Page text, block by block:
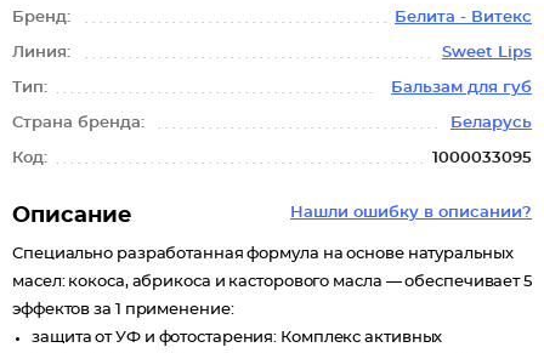
Бренд: Белита - Витекс
Линия: Sweet Lips
Тип: Бальзам для губ
Страна бренда: Беларусь
Код: 1000033095
Нашли ошибку в описании?
Описание
Специально разработанная формула на основе натуральных
масел: кокоса, абрикоса и касторового масла — обеспечивает 5
эффектов за 1 применение:
защита от УФ и фотостарения: Комплекс активных